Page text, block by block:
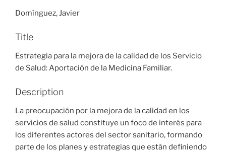
Domínguez, Javier
Title
Estrategia para la mejora de la calidad de los Servicio
de Salud: Aportación de la Medicina Familiar.
Description
La preocupación por la mejora de la calidad en los
servicios de salud constituye un foco de interés para
los diferentes actores del sector sanitario, formando
parte de los planes y estrategias que están definiendo